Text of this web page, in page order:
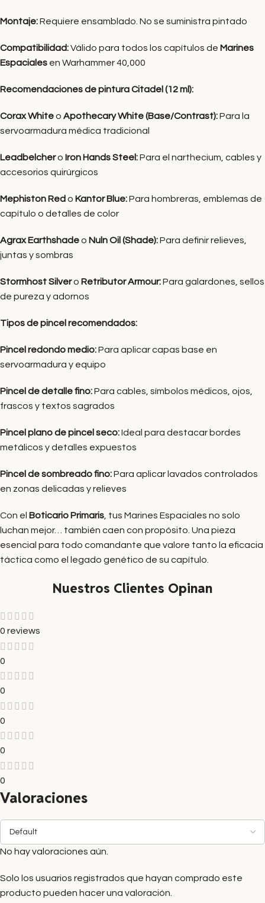
Montaje:Requiere ensamblado. No se suministra pintado
Compatibilidad:Válido para todos los capítulos de Marines
Espaciales en Warhammer 40,000
Recomendaciones de pintura Citadel (12 ml):
Corax Whiteo Apothecary White (Base/Contrast):Para la
servoarmadura médica tradicional
Leadbelchero Iron Hands Steel:Para el narthecium, cables y
accesorios quirúrgicos
Mephiston Redo Kantor Blue:Para hombreras, emblemas de
capítulo o detalles de color
Agrax Earthshadeo Nuln Oil (Shade):Para definir relieves,
juntas y sombras
Stormhost Silvero Retributor Armour:Para galardones, sellos
de pureza y adornos
Tipos de pincel recomendados:
Pincel redondo medio:Para aplicar capas base en
servoarmadura y equipo
Pincel de detalle fino:Para cables, símbolos médicos, ojos,
frascos y textos sagrados
Pincel plano de pincel seco:Ideal para destacar bordes
metálicos y detalles expuestos
Pincel de sombreado fino:Para aplicar lavados controlados
en zonas delicadas y relieves
Con el Boticario Primaris , tus Marines Espaciales no solo
luchan mejor… también caen con propósito. Una pieza
esencial para todo comandante que valore tanto la eficacia
táctica como el legado genético de su capítulo.
Nuestros Clientes Opinan
0 reviews
0
0
0
0
0
Valoraciones
No hay valoraciones aún.
Solo los usuarios registrados que hayan comprado este
producto pueden hacer una valoración.